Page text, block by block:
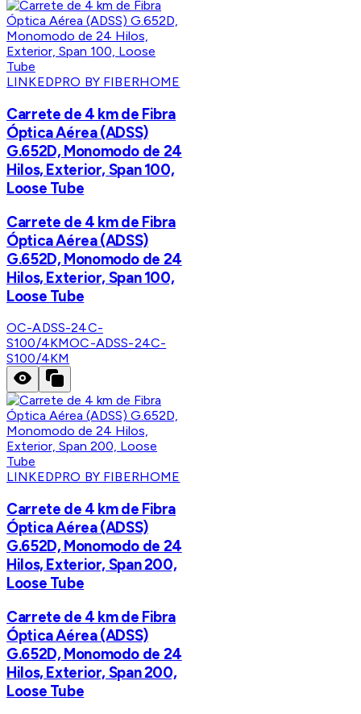
LINKEDPRO BY FIBERHOME
Carrete de 4 km de Fibra
Óptica Aérea (ADSS)
G.652D, Monomodo de 24
Hilos, Exterior, Span 100,
Loose Tube
Carrete de 4 km de Fibra
Óptica Aérea (ADSS)
G.652D, Monomodo de 24
Hilos, Exterior, Span 100,
Loose Tube
OC-ADSS-24C-
S100/4KMOC-ADSS-24C-
S100/4KM
LINKEDPRO BY FIBERHOME
Carrete de 4 km de Fibra
Óptica Aérea (ADSS)
G.652D, Monomodo de 24
Hilos, Exterior, Span 200,
Loose Tube
Carrete de 4 km de Fibra
Óptica Aérea (ADSS)
G.652D, Monomodo de 24
Hilos, Exterior, Span 200,
Loose Tube